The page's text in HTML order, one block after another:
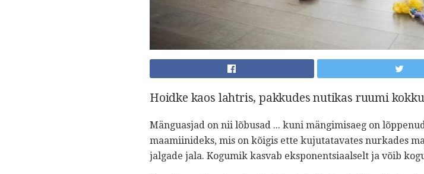
Hoidke kaos lahtris, pakkudes nutikas ruumi
Mänguasjad on nii lõbusad ... kuni mängimisaeg on
maamiinideks, mis on kõigis ette kujutatavates nurkades
jalgade jala. Kogumik kasvab eksponentsiaalselt ja võib